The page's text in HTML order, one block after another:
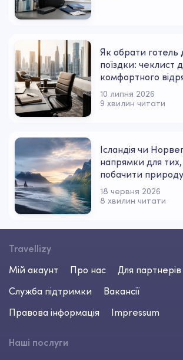
Як обрати готель
поїздки: чеклист
комфортного
10 липня 2026
9 хвилин читати
Ісландія чи
напрямки для тих,
побачити природу
найсильнішому
18 червня 2026
8 хвилин читати
Travellizy
Мій акаунт
Про нас
Для партнерів
Служба підтримки
Вакансії
Правова інформація
Impressum
Наші послуги